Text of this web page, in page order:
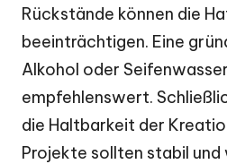
Rückstände können die
beeinträchtigen. Eine
Alkohol oder
empfehlenswert.
die Haltbarkeit der
Projekte sollten stabil